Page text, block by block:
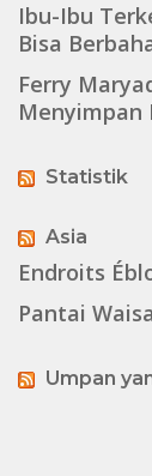
Ibu-Ibu
Bisa
Ferry
Menyimpan
Statistik
Asia
Endroits
Pantai
Umpan